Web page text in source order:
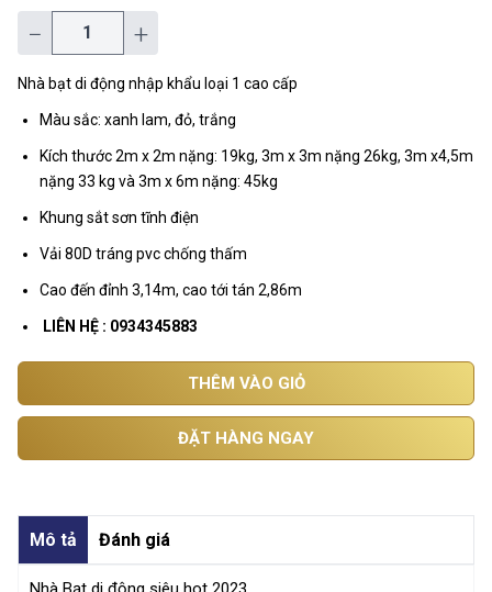
− +
Nhà bạt di động nhập khẩu loại 1 cao cấp
Màu sắc: xanh lam, đỏ, trắng
Kích thước 2m x 2m nặng: 19kg, 3m x 3m nặng 26kg, 3m x4,5m
nặng 33 kg và 3m x 6m nặng: 45kg
Khung sắt sơn tĩnh điện
Vải 80D tráng pvc chống thấm
Cao đến đỉnh 3,14m, cao tới tán 2,86m
LIÊN HỆ : 0934345883
THÊM VÀO GIỎ
ĐẶT HÀNG NGAY
Mô tả Đánh giá